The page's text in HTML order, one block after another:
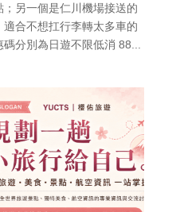
另一個是仁川機場接送的
合不想扛行李轉太多車的
分別為日遊不限低消 88...